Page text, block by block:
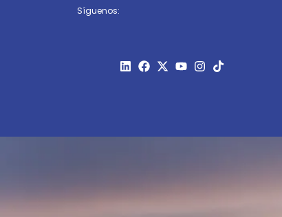
Síguenos: